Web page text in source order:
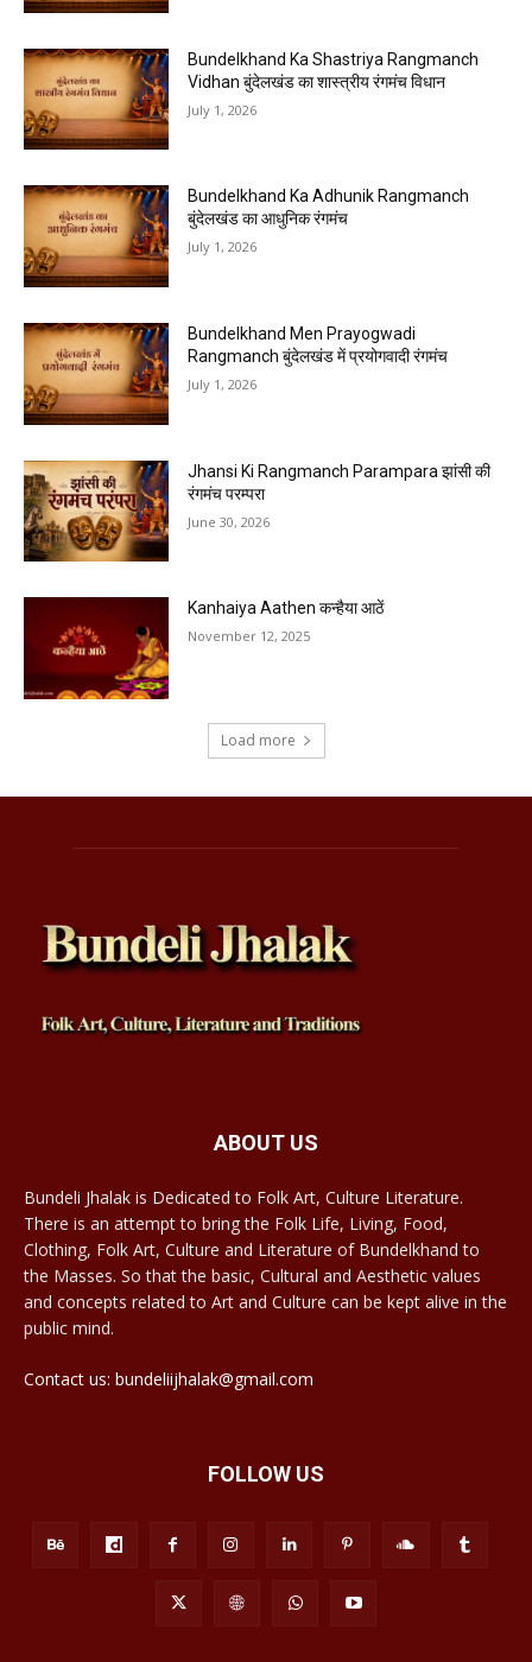
Bundelkhand Ka Shastriya Rangmanch
Vidhan बुंदेलखंड का शास्त्रीय रंगमंच विधान
July 1, 2026
Bundelkhand Ka Adhunik Rangmanch
बुंदेलखंड का आधुनिक रंगमंच
July 1, 2026
Bundelkhand Men Prayogwadi
Rangmanch बुंदेलखंड में प्रयोगवादी रंगमंच
July 1, 2026
Jhansi Ki Rangmanch Parampara झांसी की
रंगमंच परम्परा
June 30, 2026
Kanhaiya Aathen कन्हैया आठें
November 12, 2025
Load more
ABOUT US
Bundeli Jhalak is Dedicated to Folk Art, Culture Literature.
There is an attempt to bring the Folk Life, Living, Food,
Clothing, Folk Art, Culture and Literature of Bundelkhand to
the Masses. So that the basic, Cultural and Aesthetic values
and concepts related to Art and Culture can be kept alive in the
public mind.
Contact us: bundeliijhalak@gmail.com
FOLLOW US